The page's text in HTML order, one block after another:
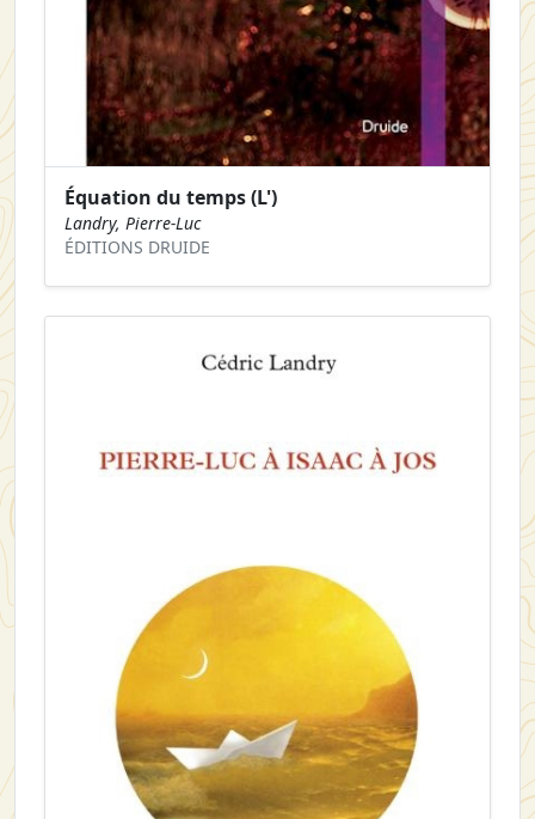
Équation du temps (L')
Landry, Pierre-Luc
ÉDITIONS DRUIDE